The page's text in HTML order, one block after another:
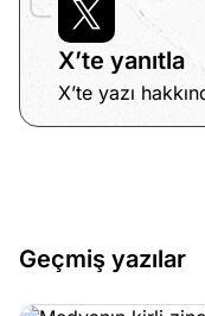
X’te yanıtla
X’te yazı
Geçmiş yazılar